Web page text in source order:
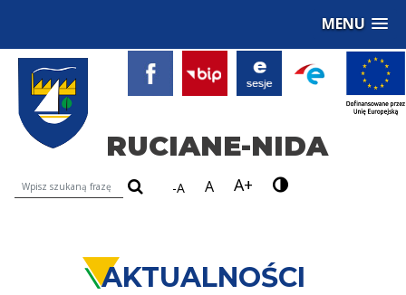
MENU
RUCIANE-NIDA
Wyszukiwarka treści na stronie
-A A A+
AKTUALNOŚCI